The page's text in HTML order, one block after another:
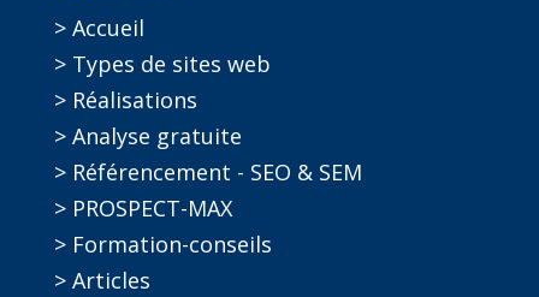
> Accueil
> Types de sites web
> Réalisations
> Analyse gratuite
> Référencement - SEO & SEM
> PROSPECT-MAX
> Formation-conseils
> Articles